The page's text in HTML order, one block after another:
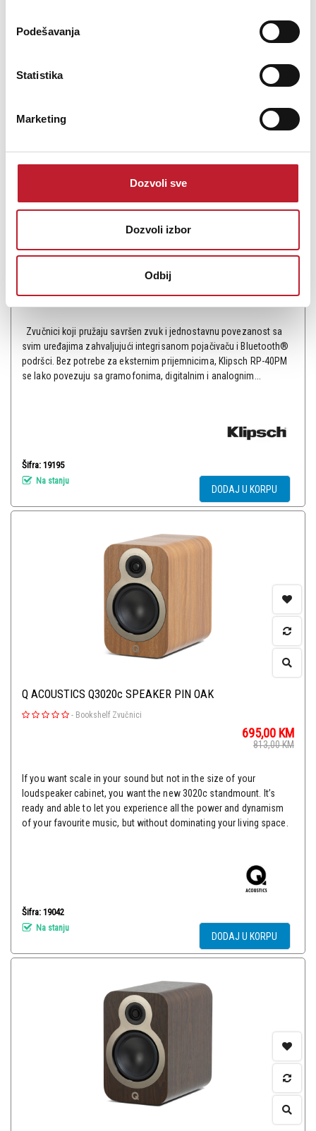
Podešavanja
Statistika
Marketing
Dozvoli sve
Dozvoli izbor
Odbij
Na stanju
DODAJ U KORPU
Klipsch RP-40PM Aktivni Bookshelf Zvučnici
1.075,00KM
Zvučnici koji pružaju savršen zvuk i jednostavnu povezanost sa
svim uređajima zahvaljujući integrisanom pojačivaču i Bluetooth®
podršci. Bez potrebe za eksternim prijemnicima, Klipsch RP-40PM
se lako povezuju sa gramofonima, digitalnim i analognim...
Šifra: 19195
Na stanju
DODAJ U KORPU
Q ACOUSTICS Q3020c SPEAKER PIN OAK
- Bookshelf Zvučnici
695,00 KM
813,00KM
If you want scale in your sound but not in the size of your
loudspeaker cabinet, you want the new 3020c standmount. It’s
ready and able to let you experience all the power and dynamism
of your favourite music, but without dominating your living space.
Šifra: 19042
Na stanju
DODAJ U KORPU